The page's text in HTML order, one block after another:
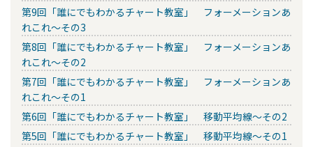
第9回「誰にでもわかるチャート教室」 フォーメーションあ
れこれ～その3
第8回「誰にでもわかるチャート教室」 フォーメーションあ
れこれ～その2
第7回「誰にでもわかるチャート教室」 フォーメーションあ
れこれ～その1
第6回「誰にでもわかるチャート教室」 移動平均線～その2
第5回「誰にでもわかるチャート教室」 移動平均線～その1